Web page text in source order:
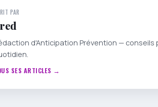
PAR
d'Anticipation Prévention —
SES ARTICLES →